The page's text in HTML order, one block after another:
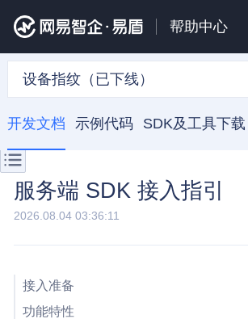
帮助中心
设备指纹（已下线）
开发文档 示例代码 SDK及工具下载
服务端 SDK 接入指引
2026.08.04 03:36:11
接入准备
功能特性